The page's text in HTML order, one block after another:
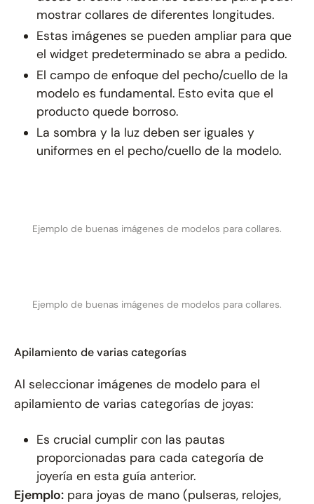
mostrar collares de diferentes longitudes.
Estas imágenes se pueden ampliar para que
el widget predeterminado se abra a pedido.
El campo de enfoque del pecho/cuello de la
modelo es fundamental. Esto evita que el
producto quede borroso.
La sombra y la luz deben ser iguales y
uniformes en el pecho/cuello de la modelo.
Ejemplo de buenas imágenes de modelos para collares.
Ejemplo de buenas imágenes de modelos para collares.
Apilamiento de varias categorías
Al seleccionar imágenes de modelo para el
apilamiento de varias categorías de joyas:
Es crucial cumplir con las pautas
proporcionadas para cada categoría de
joyería en esta guía anterior.
Ejemplo: para joyas de mano (pulseras, relojes,